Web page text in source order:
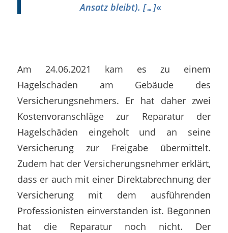
Ansatz bleibt). […]«
Am 24.06.2021 kam es zu einem
Hagelschaden am Gebäude des
Versicherungsnehmers. Er hat daher zwei
Kostenvoranschläge zur Reparatur der
Hagelschäden eingeholt und an seine
Versicherung zur Freigabe übermittelt.
Zudem hat der Versicherungsnehmer erklärt,
dass er auch mit einer Direktabrechnung der
Versicherung mit dem ausführenden
Professionisten einverstanden ist. Begonnen
hat die Reparatur noch nicht. Der